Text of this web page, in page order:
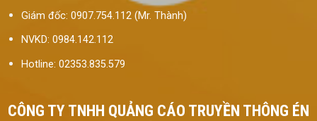
Giám đốc: 0907.754.112 (Mr. Thành)
NVKD: 0984.142.112
Hotline: 02353.835.579
CÔNG TY TNHH QUẢNG CÁO TRUYỀN THÔNG ÉN